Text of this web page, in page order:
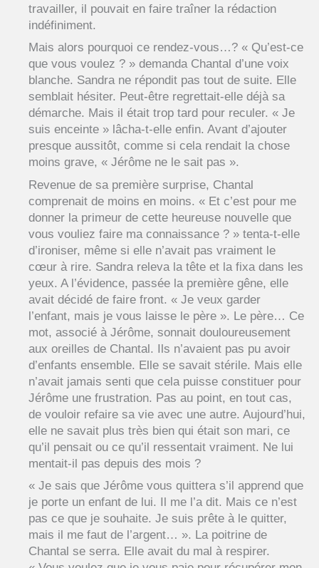
travailler, il pouvait en faire traîner la rédaction
indéfiniment.
Mais alors pourquoi ce rendez-vous…? « Qu’est-ce
que vous voulez ? » demanda Chantal d’une voix
blanche. Sandra ne répondit pas tout de suite. Elle
semblait hésiter. Peut-être regrettait-elle déjà sa
démarche. Mais il était trop tard pour reculer. « Je
suis enceinte » lâcha-t-elle enfin. Avant d’ajouter
presque aussitôt, comme si cela rendait la chose
moins grave, « Jérôme ne le sait pas ».
Revenue de sa première surprise, Chantal
comprenait de moins en moins. « Et c’est pour me
donner la primeur de cette heureuse nouvelle que
vous vouliez faire ma connaissance ? » tenta-t-elle
d’ironiser, même si elle n’avait pas vraiment le
cœur à rire. Sandra releva la tête et la fixa dans les
yeux. A l’évidence, passée la première gêne, elle
avait décidé de faire front. « Je veux garder
l’enfant, mais je vous laisse le père ». Le père… Ce
mot, associé à Jérôme, sonnait douloureusement
aux oreilles de Chantal. Ils n’avaient pas pu avoir
d’enfants ensemble. Elle se savait stérile. Mais elle
n’avait jamais senti que cela puisse constituer pour
Jérôme une frustration. Pas au point, en tout cas,
de vouloir refaire sa vie avec une autre. Aujourd’hui,
elle ne savait plus très bien qui était son mari, ce
qu’il pensait ou ce qu’il ressentait vraiment. Ne lui
mentait-il pas depuis des mois ?
« Je sais que Jérôme vous quittera s’il apprend que
je porte un enfant de lui. Il me l’a dit. Mais ce n’est
pas ce que je souhaite. Je suis prête à le quitter,
mais il me faut de l’argent… ». La poitrine de
Chantal se serra. Elle avait du mal à respirer.